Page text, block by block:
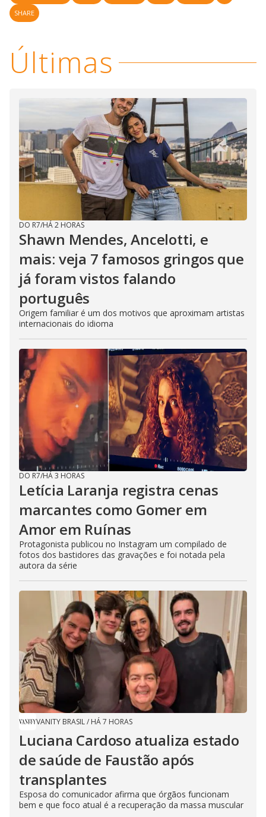
SHARE
Últimas
DO R7/HÁ 2 HORAS
Shawn Mendes, Ancelotti, e
mais: veja 7 famosos gringos que
já foram vistos falando
português
Origem familiar é um dos motivos que aproximam artistas
internacionais do idioma
DO R7/HÁ 3 HORAS
Letícia Laranja registra cenas
marcantes como Gomer em
Amor em Ruínas
Protagonista publicou no Instagram um compilado de
fotos dos bastidores das gravações e foi notada pela
autora da série
VANITY BRASIL/ HÁ 7 HORAS
Luciana Cardoso atualiza estado
de saúde de Faustão após
transplantes
Esposa do comunicador afirma que órgãos funcionam
bem e que foco atual é a recuperação da massa muscular